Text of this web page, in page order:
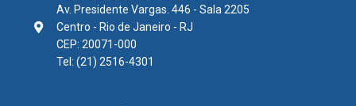
Av. Presidente Vargas. 446 - Sala 2205
Centro - Rio de Janeiro - RJ
CEP: 20071-000
Tel: (21) 2516-4301